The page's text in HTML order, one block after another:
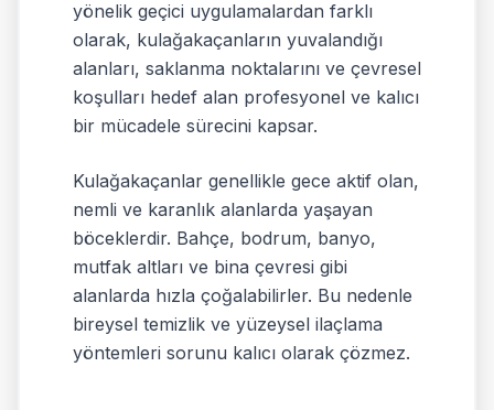
yönelik geçici uygulamalardan farklı
olarak, kulağakaçanların yuvalandığı
alanları, saklanma noktalarını ve çevresel
koşulları hedef alan profesyonel ve kalıcı
bir mücadele sürecini kapsar.
Kulağakaçanlar genellikle gece aktif olan,
nemli ve karanlık alanlarda yaşayan
böceklerdir. Bahçe, bodrum, banyo,
mutfak altları ve bina çevresi gibi
alanlarda hızla çoğalabilirler. Bu nedenle
bireysel temizlik ve yüzeysel ilaçlama
yöntemleri sorunu kalıcı olarak çözmez.